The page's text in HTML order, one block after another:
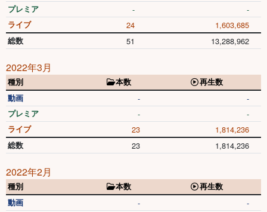
プレミア - -
ライブ 24 1,603,685
総数 51 13,288,962
2022年3月
種別 本数
再生数
動画
- -
プレミア - -
ライブ 23 1,814,236
総数 23 1,814,236
2022年2月
種別 本数
再生数
動画
- -